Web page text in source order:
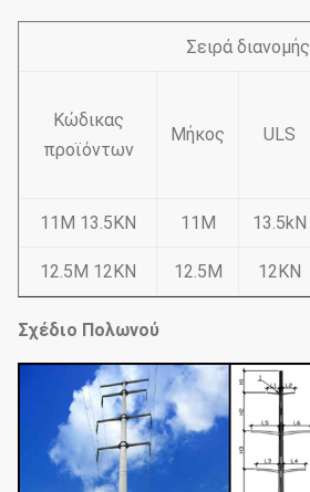
Σειρά διανομής
Κώδικας
προϊόντων
Μήκος ULS
11M 13.5KN 11M 13.5kN
12.5M 12KN 12.5M 12KN
Σχέδιο Πολωνού